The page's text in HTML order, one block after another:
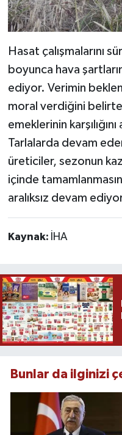
Hasat çalışmalarını
boyunca hava
ediyor. Verimin
moral verdiğini
emeklerinin
Tarlalarda devam
üreticiler, sezonun
içinde
aralıksız devam
Kaynak: İHA
Bunlar da ilginizi